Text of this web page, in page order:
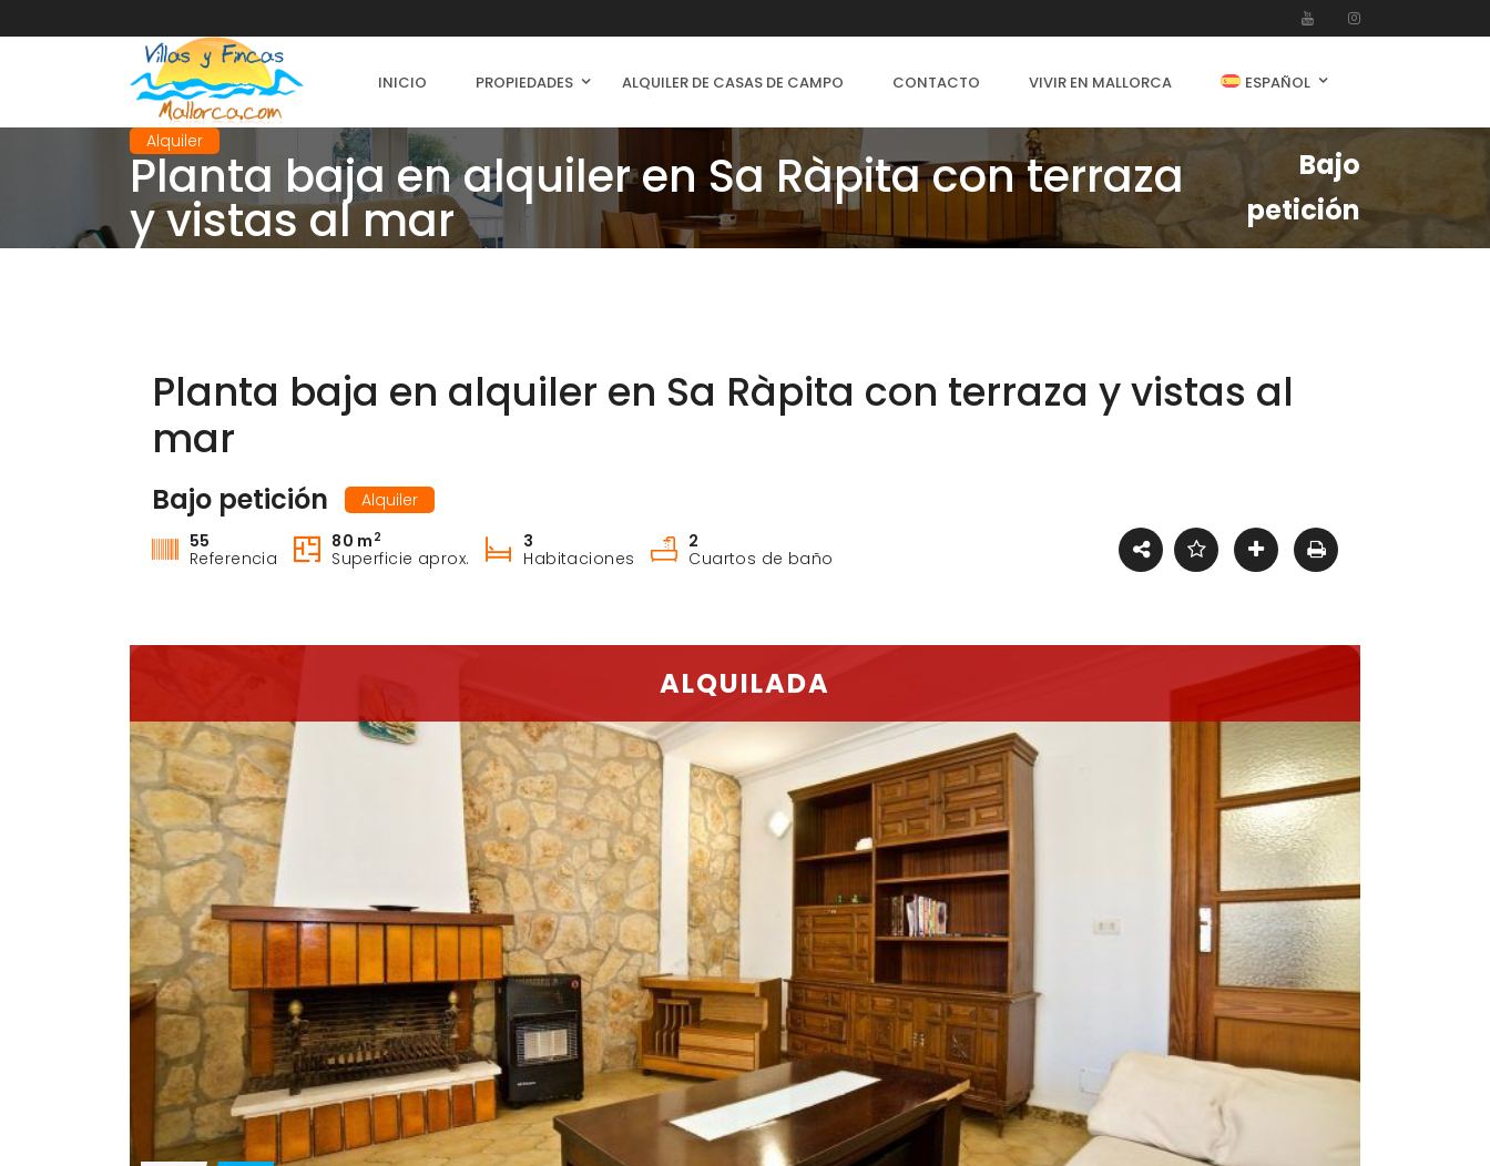
INICIO PROPIEDADES ALQUILER DE CASAS DE CAMPO CONTACTO VIVIR EN MALLORCA ESPAÑOL
Alquiler
Planta baja en alquiler en Sa Ràpita con terraza
y vistas al mar
Bajo
petición
Planta baja en alquiler en Sa Ràpita con terraza y vistas al
mar
Bajo petición
Alquiler
55
Referencia
80 m 2
Superficie aprox.
3
Habitaciones
2
Cuartos de baño
ALQUILADA